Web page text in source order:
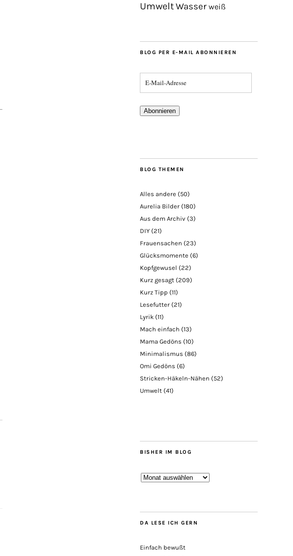
UmweltWasser weiß
BLOG PER E-MAIL ABONNIEREN
Abonnieren
BLOG THEMEN
Alles andere (50)
Aurelia Bilder (180)
Aus dem Archiv (3)
DIY (21)
Frauensachen (23)
Glücksmomente (6)
Kopfgewusel (22)
Kurz gesagt (209)
Kurz Tipp (11)
Lesefutter (21)
Lyrik (11)
Mach einfach (13)
Mama Gedöns (10)
Minimalismus (86)
Omi Gedöns (6)
Stricken-Häkeln-Nähen (52)
Umwelt (41)
BISHER IM BLOG
Bisher
DA LESE ICH GERN
Einfach bewußt